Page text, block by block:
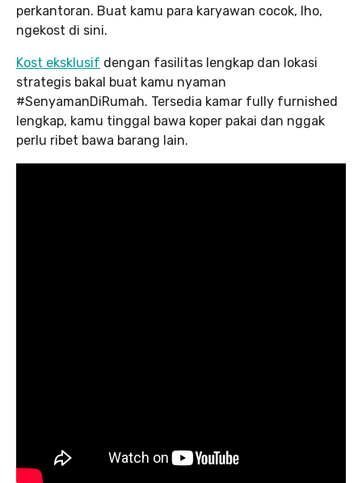
perkantoran. Buat kamu para karyawan cocok, lho,
ngekost di sini.
Kost eksklusif dengan fasilitas lengkap dan lokasi
strategis bakal buat kamu nyaman
#SenyamanDiRumah. Tersedia kamar fully furnished
lengkap, kamu tinggal bawa koper pakai dan nggak
perlu ribet bawa barang lain.